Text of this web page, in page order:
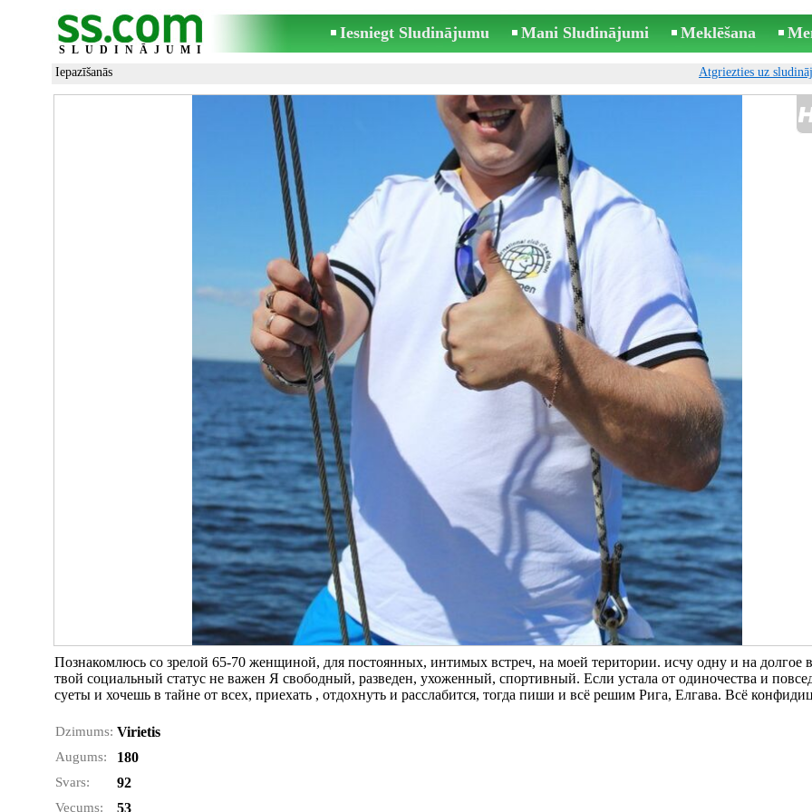
SLUDINĀJUMI
Iesniegt Sludinājumu Mani Sludinājumi Meklēšana
Iepazīšanās Atgriezties uz
Познакомлюсь со зрелой 65-70 женщиной, для постоянных, интимых встреч, на моей територии. исчу одну и на долгое
твой социальный статус не важен Я свободный, разведен, ухоженный, спортивный. Если устала от одиночества и
суеты и хочешь в тайне от всех, приехать , отдохнуть и расслабится, тогда пиши и всё решим Рига, Елгава. Всё
Dzimums: Virietis
Augums: 180
Svars: 92
Vecums: 53